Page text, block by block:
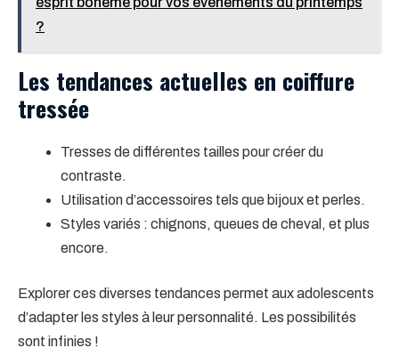
?
Les tendances actuelles en coiffure
tressée
Tresses de différentes tailles pour créer du
contraste.
Utilisation d’accessoires tels que bijoux et perles.
Styles variés : chignons, queues de cheval, et plus
encore.
Explorer ces diverses tendances permet aux adolescents
d’adapter les styles à leur personnalité. Les possibilités
sont infinies !